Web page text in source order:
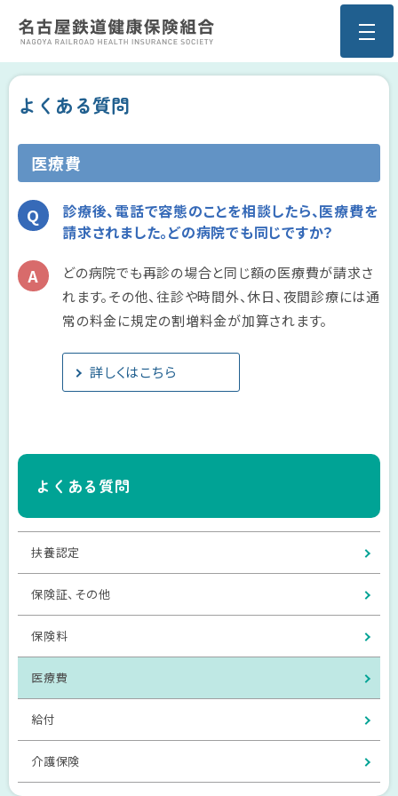
よくある質問
医療費
診療後、電話で容態のことを相談したら、医療費を
請求されました。どの病院でも同じですか？
どの病院でも再診の場合と同じ額の医療費が請求さ
れます。その他、往診や時間外、休日、夜間診療には通
常の料金に規定の割増料金が加算されます。
詳しくはこちら
よくある質問
扶養認定
保険証、その他
保険料
医療費
給付
介護保険